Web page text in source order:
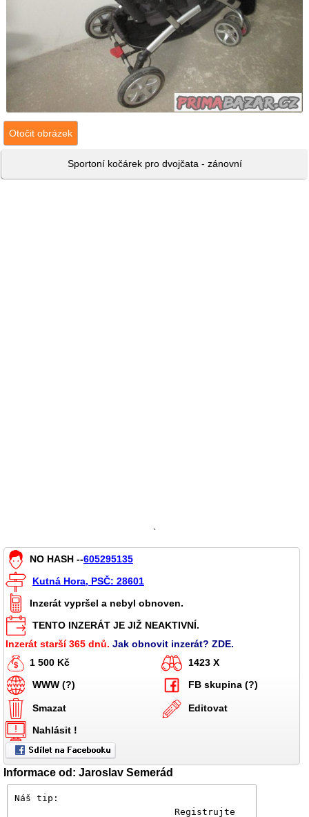
Otočit obrázek
Sportoní kočárek pro dvojčata - zánovní
`
NO HASH --605295135
Kutná Hora, PSČ: 28601
Inzerát vypršel a nebyl obnoven.
TENTO INZERÁT JE JIŽ NEAKTIVNÍ.
Inzerát starší 365 dnů. Jak obnovit inzerát? ZDE.
1 500 Kč
1423 X
WWW (?)
FB skupina (?)
Smazat
Editovat
Nahlásit !
Informace od: Jaroslav Semerád